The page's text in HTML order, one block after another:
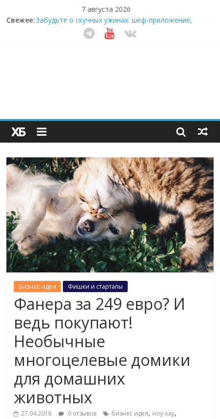
7 августа 2026
Свежее:Забудьте о скучных ужинах: шеф-приложение,
которое видит вашу еду насквозь
Небо зовёт: как бизнес на полётах дронов и
Секрет супергидратации: почему кокосовая вода с
пребиотиками становится главным трендом
здорового питания
Бизнес идеи Фишки и стартапы
Фанера за 249 евро? И
ведь покупают!
Необычные
многоцелевые домики
для домашних
животных
27.04.2018 0 отзывов бизнес идея, ноу-хау,